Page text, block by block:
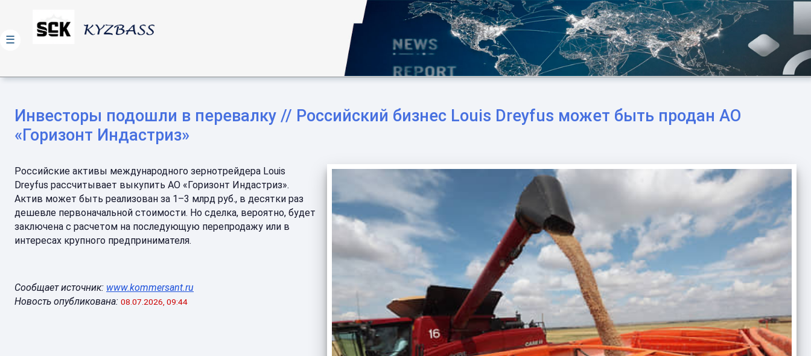
Инвесторы подошли в перевалку // Российский бизнес Louis Dreyfus может быть продан АО
«Горизонт Индастриз»
Российские активы международного зернотрейдера Louis
Dreyfus рассчитывает выкупить АО «Горизонт Индастриз».
Актив может быть реализован за 1–3 млрд руб., в десятки раз
дешевле первоначальной стоимости. Но сделка, вероятно, будет
заключена с расчетом на последующую перепродажу или в
интересах крупного предпринимателя.
Сообщает источник: www.kommersant.ru
Новость опубликована: 08.07.2026, 09:44
☰